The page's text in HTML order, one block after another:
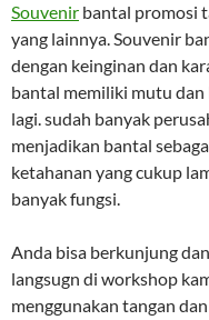
Souvenir bantal promosi
yang lainnya. Souvenir
dengan keinginan dan
bantal memiliki mutu
lagi. sudah banyak
menjadikan bantal
ketahanan yang cukup
banyak fungsi.
Anda bisa berkunjung
langsugn di workshop
menggunakan tangan